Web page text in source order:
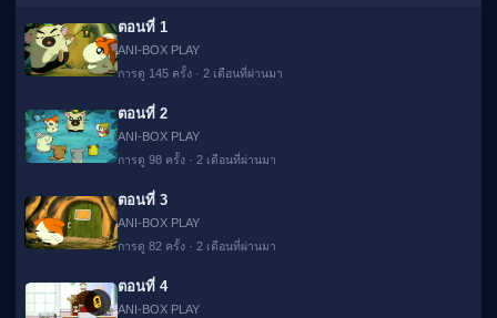
ตอนที่ 1
ANI-BOX PLAY
การดู 145 ครั้ง · 2 เดือนที่ผ่านมา
ตอนที่ 2
ANI-BOX PLAY
การดู 98 ครั้ง · 2 เดือนที่ผ่านมา
ตอนที่ 3
ANI-BOX PLAY
การดู 82 ครั้ง · 2 เดือนที่ผ่านมา
🔒
ตอนที่ 4
ANI-BOX PLAY